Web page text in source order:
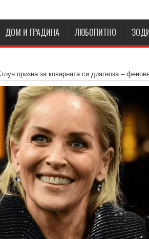
ДОМ И ГРАДИНА ЛЮБОПИТНО
призна за коварната си диагноза –